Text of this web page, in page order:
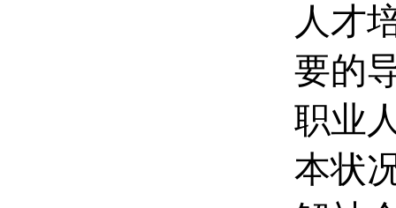
人才
要的
职业
本状